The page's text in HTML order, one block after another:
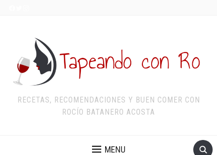
RECETAS, RECOMENDACIONES Y BUEN COMER CON
ROCÍO BATANERO ACOSTA
MENU